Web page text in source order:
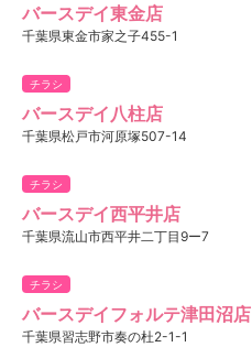
バースデイ東金店
千葉県東金市家之子455-1
チラシ
バースデイ八柱店
千葉県松戸市河原塚507-14
チラシ
バースデイ西平井店
千葉県流山市西平井二丁目9ー7
チラシ
バースデイフォルテ津田沼店
千葉県習志野市奏の杜2-1-1